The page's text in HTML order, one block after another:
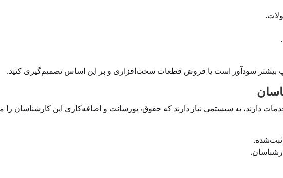
بیشتر سودآور است یا فروش قطعات سخت‌افزاری و بر این اساس تصمیم‌گیری کنید.
دارند، به سیستمی نیاز دارند که حقوق، پورسانت و اضافه‌کاری این کارشناسان را